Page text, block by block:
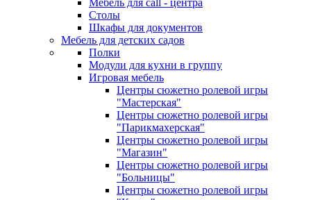
Столы
Шкафы для документов
Мебель для детских садов
Полки
Модули для кухни в группу
Игровая мебель
Центры сюжетно ролевой игры
"Мастерская"
Центры сюжетно ролевой игры
"Парикмахерская"
Центры сюжетно ролевой игры
"Магазин"
Центры сюжетно ролевой игры
"Больницы"
Центры сюжетно ролевой игры